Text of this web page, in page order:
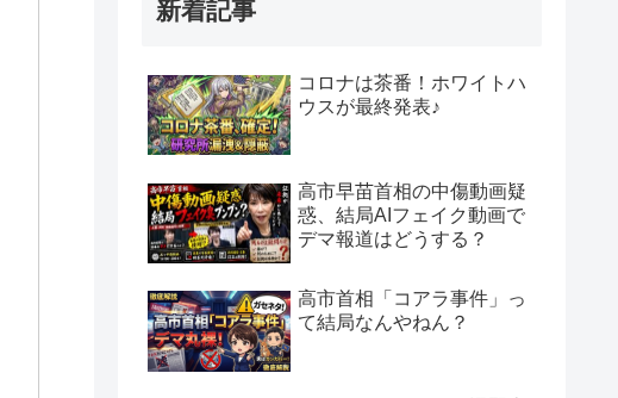
新着記事
コロナは茶番！ホワイトハ
ウスが最終発表♪
高市早苗首相の中傷動画疑
惑、結局AIフェイク動画で
デマ報道はどうする？
高市首相「コアラ事件」っ
て結局なんやねん？